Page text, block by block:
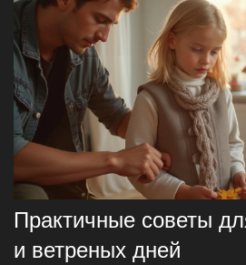
Практичные советы
и ветреных дней